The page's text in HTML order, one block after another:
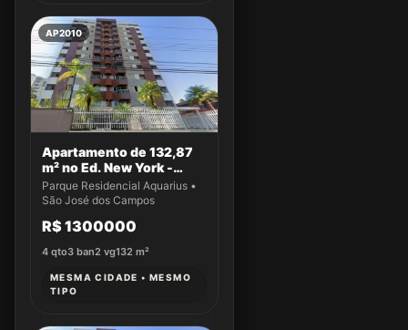
AP2010
Apartamento de 132,87
m² no Ed. New York -
Apto 22
Parque Residencial Aquarius •
São José dos Campos
R$ 1300000
4 qto3 ban2 vg132 m²
MESMA CIDADE • MESMO
TIPO